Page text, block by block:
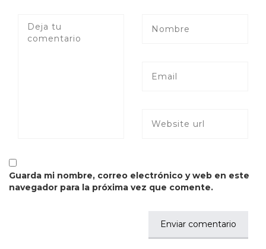
Guarda mi nombre, correo electrónico y web en este
navegador para la próxima vez que comente.